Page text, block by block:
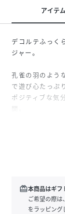
アイテ
デコルテふっく
ジャー。
孔雀の羽のよう
で遊び心たっぷ
ポジティブな気
開。
イテムとしても
今シーズン唯一
逃がさずしっ
下からバスト
導いてくれます
redeem本商品はギフ
ご希望の際
をラッピング